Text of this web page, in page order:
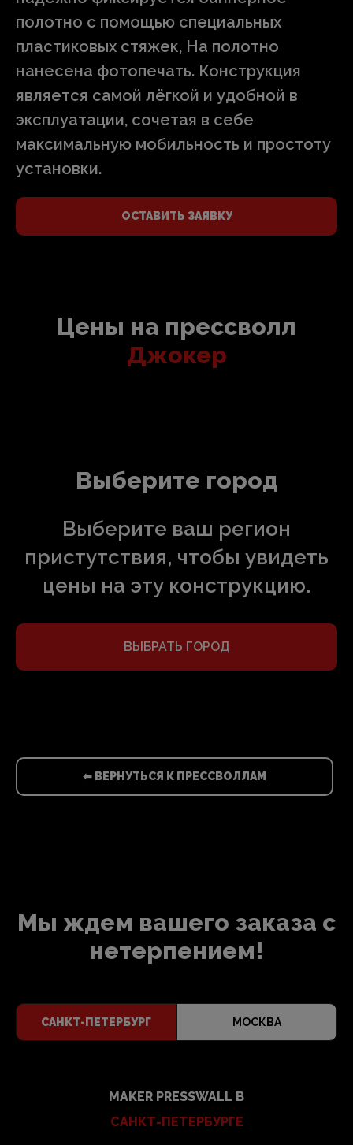
полотно с помощью специальных
пластиковых стяжек, На полотно
нанесена фотопечать. Конструкция
является самой лёгкой и удобной в
эксплуатации, сочетая в себе
максимальную мобильность и простоту
установки.
ОСТАВИТЬ ЗАЯВКУ
Цены на прессволл
Джокер
Выберите город
Выберите ваш регион
пристутствия, чтобы увидеть
цены на эту конструкцию.
ВЫБРАТЬ ГОРОД
⬅ ВЕРНУТЬСЯ К ПРЕССВОЛЛАМ
Мы ждем вашего заказа с
нетерпением!
САНКТ-ПЕТЕРБУРГ МОСКВА
MAKER PRESSWALL В
САНКТ-ПЕТЕРБУРГЕ